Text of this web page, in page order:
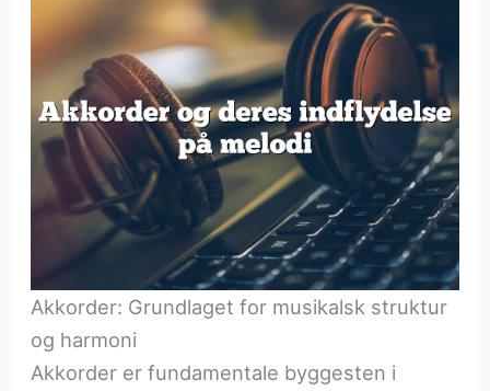
Akkorder: Grundlaget for musikalsk struktur
og harmoni
Akkorder er fundamentale byggesten i